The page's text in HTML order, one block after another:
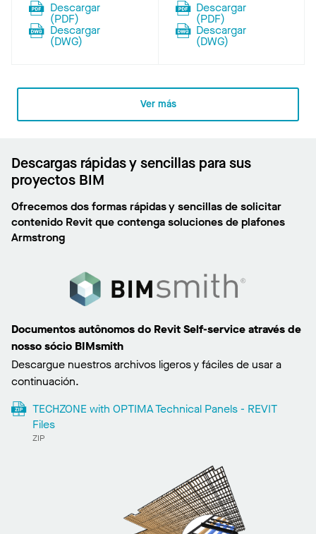
Descargar
(PDF)
Descargar
(DWG)
Descargar
(PDF)
Descargar
(DWG)
Ver más
Descargas rápidas y sencillas para sus
proyectos BIM
Ofrecemos dos formas rápidas y sencillas de solicitar
contenido Revit que contenga soluciones de plafones
Armstrong
Documentos autônomos do Revit Self-service através de
nosso sócio BIMsmith
Descargue nuestros archivos ligeros y fáciles de usar a
continuación.
TECHZONE with OPTIMA Technical Panels - REVIT
Files
ZIP